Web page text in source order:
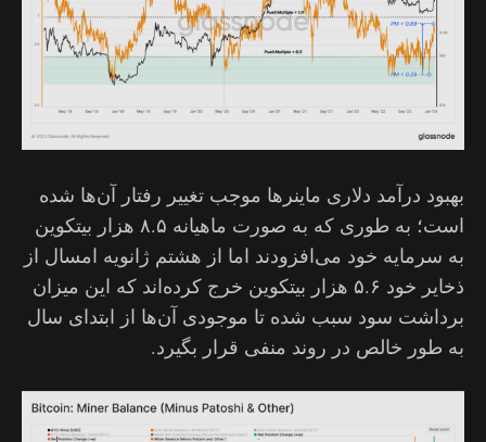
بهبود درآمد دلاری ماینرها موجب تغییر رفتار آن‌ها شده
است؛ به طوری که به صورت ماهیانه ۸.۵ هزار بیتکوین
به سرمایه خود می‌افزودند اما از هشتم ژانویه امسال از
ذخایر خود ۵.۶ هزار بیتکوین خرج کرده‌اند که این میزان
برداشت سود سبب شده تا موجودی آن‌ها از ابتدای سال
به طور خالص در روند منفی قرار بگیرد.